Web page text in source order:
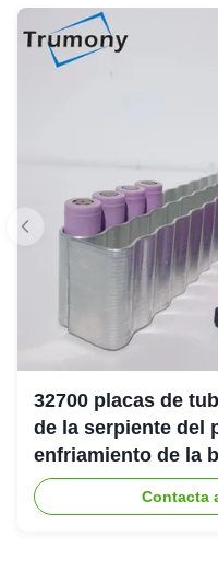
32700 placas de
de la serpiente del
enfriamiento de la
células para el
compite con
Contacta